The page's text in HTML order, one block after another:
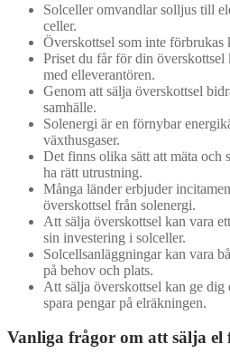
Solceller omvandlar solljus till
celler.
Överskottsel som inte förbrukas
Priset du får för din överskottsel
med elleverantören.
Genom att sälja överskottsel
samhälle.
Solenergi är en förnybar
växthusgaser.
Det finns olika sätt att mäta och
ha rätt utrustning.
Många länder erbjuder
överskottsel från solenergi.
Att sälja överskottsel kan vara
sin investering i solceller.
Solcellsanläggningar kan vara
på behov och plats.
Att sälja överskottsel kan ge
spara pengar på elräkningen.
Vanliga frågor om att sälja el